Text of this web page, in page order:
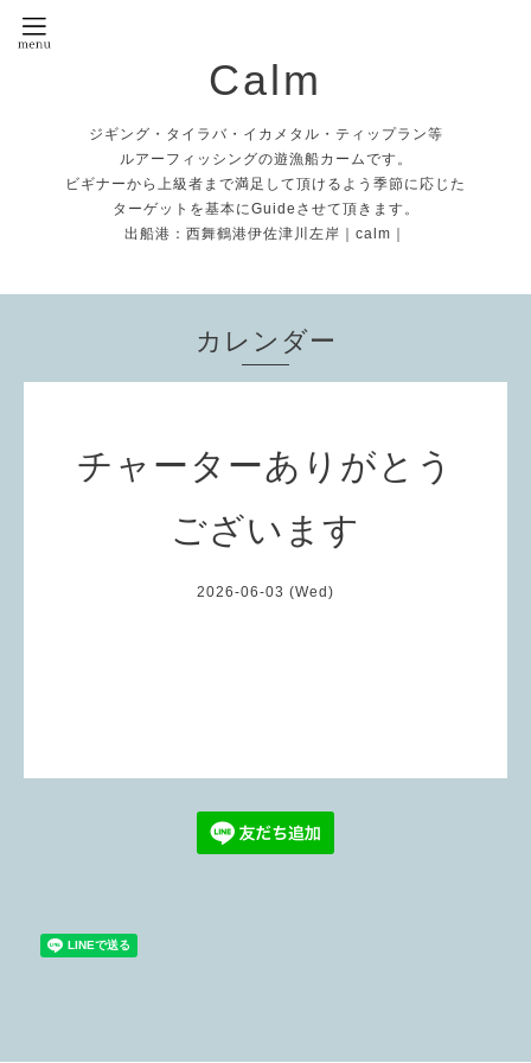
Calm
ジギング・タイラバ・イカメタル・ティップラン等
ルアーフィッシングの遊漁船カームです。
ビギナーから上級者まで満足して頂けるよう季節に応じた
ターゲットを基本にGuideさせて頂きます。
出船港：西舞鶴港伊佐津川左岸｜calm｜
カレンダー
チャーターありがとう
ございます
2026-06-03 (Wed)